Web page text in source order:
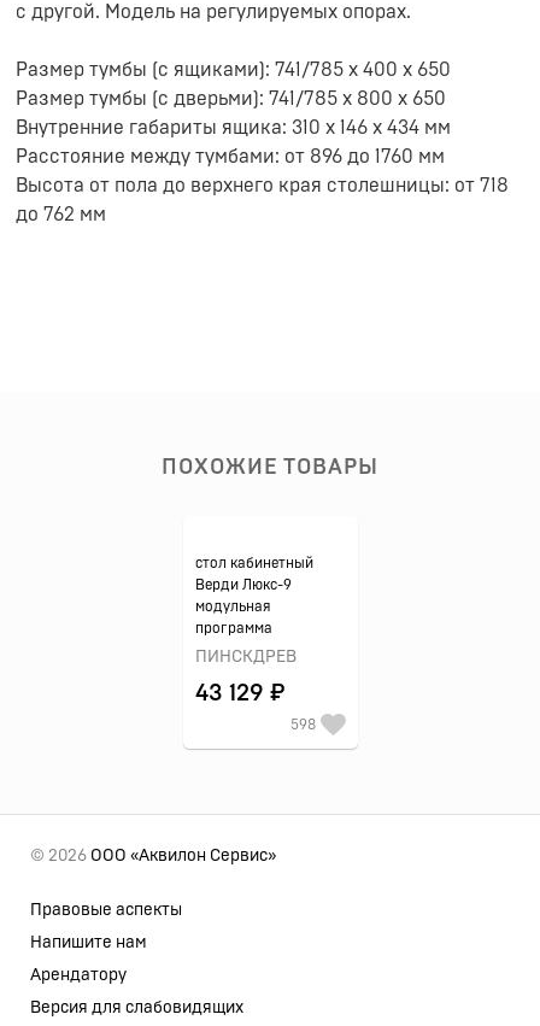
с другой. Модель на регулируемых опорах.
Размер тумбы (с ящиками): 741/785 х 400 х 650
Размер тумбы (с дверьми): 741/785 х 800 х 650
Внутренние габариты ящика: 310 х 146 х 434 мм
Расстояние между тумбами: от 896 до 1760 мм
Высота от пола до верхнего края столешницы: от 718
до 762 мм
ПОХОЖИЕ ТОВАРЫ
стол кабинетный
Верди Люкс-9
модульная
программа
ПИНСКДРЕВ
43 129 ₽
598
© 2026 ООО «Аквилон Сервис»
Правовые аспекты
Напишите нам
Арендатору
Версия для слабовидящих